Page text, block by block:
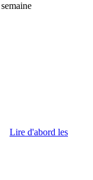
Lire d'abord les